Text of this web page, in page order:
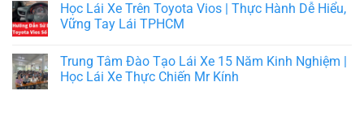
Học Lái Xe Trên Toyota Vios | Thực Hành Dễ Hiểu,
Vững Tay Lái TPHCM
Trung Tâm Đào Tạo Lái Xe 15 Năm Kinh Nghiệm |
Học Lái Xe Thực Chiến Mr Kính